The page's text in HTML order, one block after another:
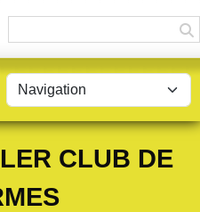
CLUB DE